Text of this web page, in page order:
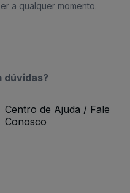
a qualquer momento.
dúvidas?
Centro de Ajuda / Fale
Conosco